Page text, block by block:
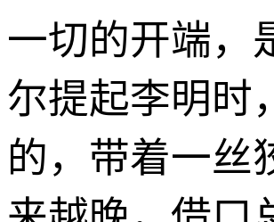
一切的开端，
尔提起李明时
的，带着一丝